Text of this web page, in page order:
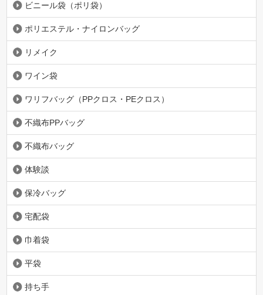
ビニール袋（ポリ袋）
ポリエステル・ナイロンバッグ
リメイク
ワイン袋
ワリフバッグ（PPクロス・PEクロス）
不織布PPバッグ
不織布バッグ
体験談
保冷バッグ
宅配袋
巾着袋
平袋
持ち手